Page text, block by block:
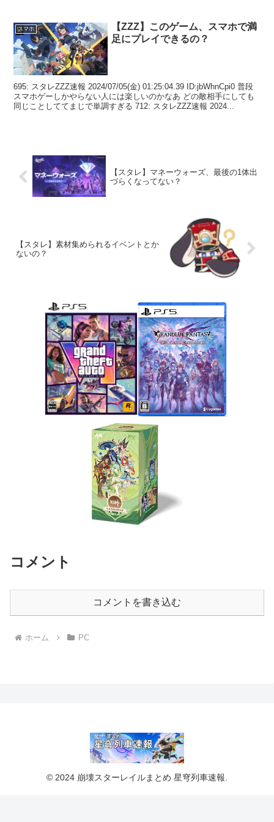
スマホ
【ZZZ】このゲーム、スマホで満
足にプレイできるの？
695: スタレZZZ速報 2024/07/05(金) 01:25:04.39 ID:jbWhnCpi0 普段
スマホゲーしかやらない人には楽しいのかなあ どの敵相手にしても
同じことしててまじで単調すぎる 712: スタレZZZ速報 2024...
【スタレ】マネーウォーズ、最後の1体出
づらくなってない？
【スタレ】素材集められるイベントとか
ないの？
コメント
コメントを書き込む
ホーム PC
© 2024 崩壊スターレイルまとめ 星穹列車速報.